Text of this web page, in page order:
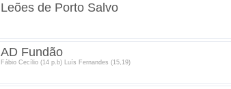
Leões de Porto Salvo
AD Fundão
Fábio Cecílio (14 p.b) Luís Fernandes (15,19)